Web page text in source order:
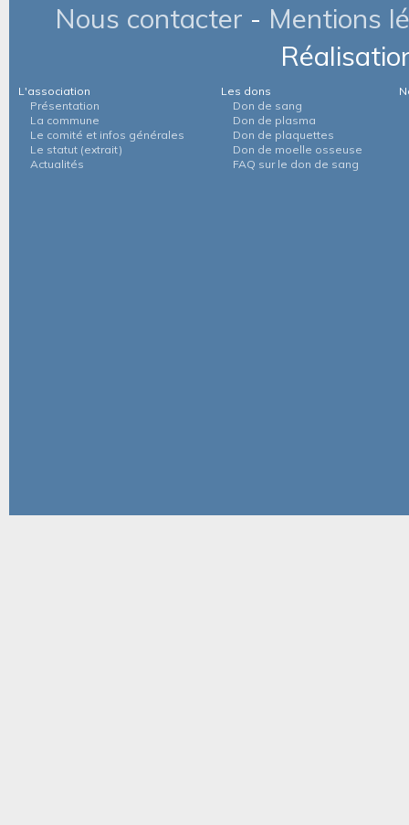
Nous contacter - Mentions
L'association
Présentation
La commune
Le comité et infos générales
Le statut (extrait)
Actualités
Les dons
Don de sang
Don de plasma
Don de plaquettes
Don de moelle osseuse
FAQ sur le don de sang